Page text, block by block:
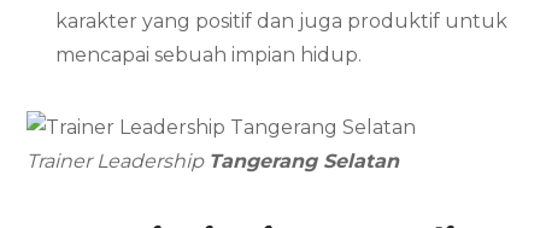
karakter yang positif dan juga produktif untuk
mencapai sebuah impian hidup.
Trainer Leadership Tangerang Selatan